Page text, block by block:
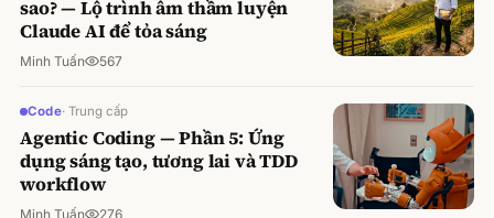
sao? — Lộ trình âm thầm luyện
Claude AI để tỏa sáng
Minh Tuấn 567
Code· Trung cấp
Agentic Coding — Phần 5: Ứng
dụng sáng tạo, tương lai và TDD
workflow
Minh Tuấn 276